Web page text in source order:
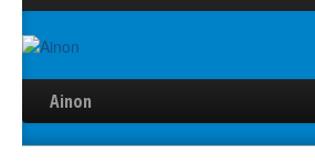
Ainon
Úvod